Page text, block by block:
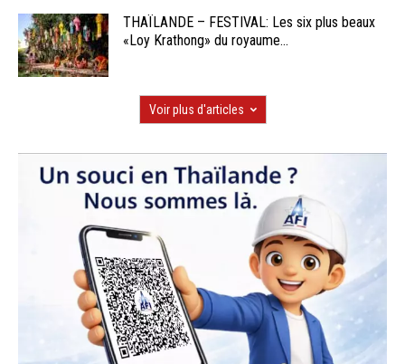
THAÏLANDE – FESTIVAL: Les six plus beaux
«Loy Krathong» du royaume...
Voir plus d'articles